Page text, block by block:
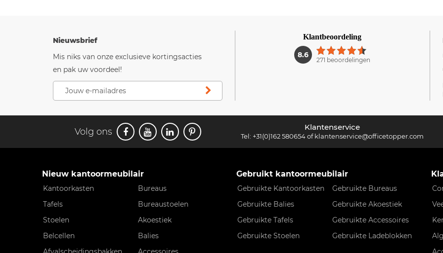
Nieuwsbrief
Mis niks van onze exclusieve kortingsacties
en pak uw voordeel!
Klantbeoordeling
8.6 1
271 beoordelingen
Volg ons Klantenservice
Tel: +31(0)162 580654ofklantenservice@officetopper.com
Nieuw kantoormeubilair
Kantoorkasten
Bureaus
Tafels
Bureaustoelen
Stoelen
Akoestiek
Belcellen
Balies
Gebruikt kantoormeubilair
Gebruikte Kantoorkasten
Gebruikte Bureaus
Gebruikte Balies
Gebruikte Akoestiek
Gebruikte Tafels
Gebruikte Accessoires
Gebruikte Stoelen
Gebruikte Ladeblokken